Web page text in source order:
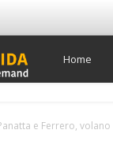
Super
Home
e Ferrero,